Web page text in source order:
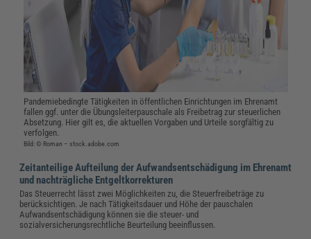
Pandemiebedingte Tätigkeiten in öffentlichen Einrichtungen im Ehrenamt
fallen ggf. unter die Übungsleiterpauschale als Freibetrag zur steuerlichen
Absetzung. Hier gilt es, die aktuellen Vorgaben und Urteile sorgfältig zu
verfolgen.
Bild: © Roman – stock.adobe.com
Zeitanteilige Aufteilung der Aufwandsentschädigung im Ehrenamt
und nachträgliche Entgeltkorrekturen
Das Steuerrecht lässt zwei Möglichkeiten zu, die Steuerfreibeträge zu
berücksichtigen. Je nach Tätigkeitsdauer und Höhe der pauschalen
Aufwandsentschädigung können sie die steuer- und
sozialversicherungsrechtliche Beurteilung beeinflussen.